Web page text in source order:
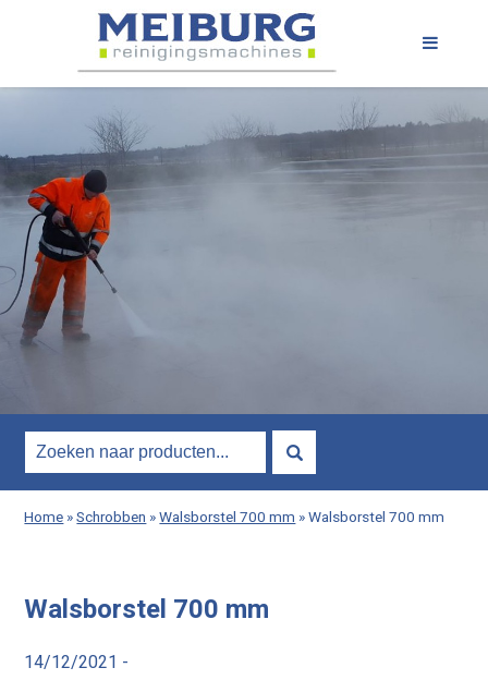
Home»Schrobben»Walsborstel 700 mm»Walsborstel 700 mm
Walsborstel 700 mm
14/12/2021 -